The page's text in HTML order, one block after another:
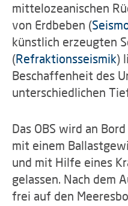
mittelozeanischen
von Erdbeben (
künstlich erzeugten
(Refraktionsseismik)
Beschaffenheit des
unterschiedlichen
Das OBS wird an
mit einem
und mit Hilfe eines
gelassen. Nach dem
frei auf den